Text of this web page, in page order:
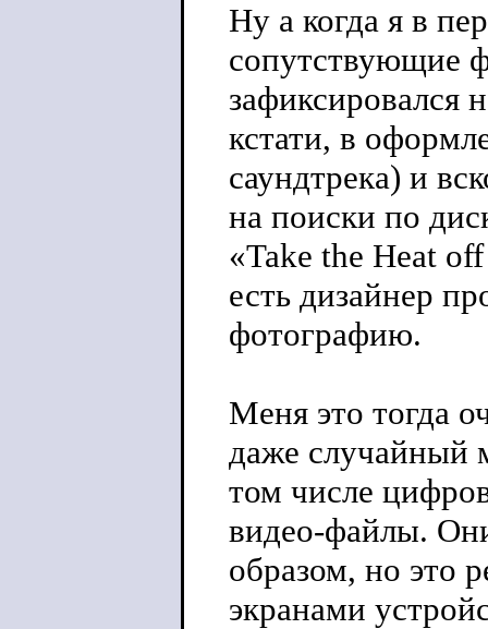
Ну а когда я в
сопутствующие
зафиксировался
кстати, в
саундтрека) и
на поиски по
«Take the Heat
есть дизайнер
фотографию.
Меня это тогда
даже случайный
том числе
видео-файлы.
образом, но это
экранами